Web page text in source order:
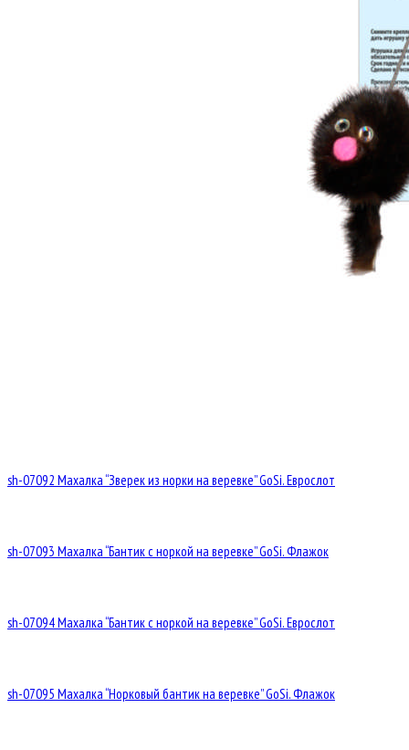
sh-07092 Махалка “Зверек из норки на веревке” GoSi. Еврослот
sh-07093 Махалка “Бантик с норкой на веревке” GoSi. Флажок
sh-07094 Махалка “Бантик с норкой на веревке” GoSi. Еврослот
sh-07095 Махалка “Норковый бантик на веревке” GoSi. Флажок